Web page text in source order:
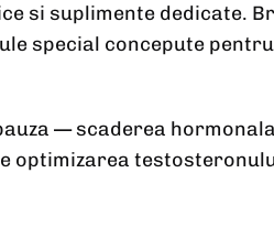
si suplimente dedicate.
special concepute
— scaderea
optimizarea